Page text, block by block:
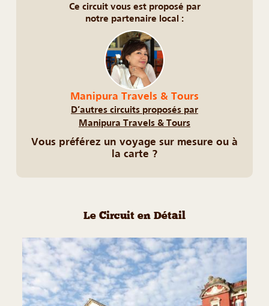
Ce circuit vous est proposé par
notre partenaire local :
Manipura Travels & Tours
D’autres circuits proposés par
Manipura Travels & Tours
Vous préférez un voyage sur mesure ou à
la carte ?
Le Circuit en Détail